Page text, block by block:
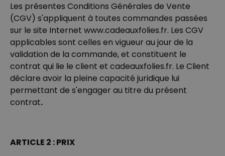
Chaussettes personnalisées
visage
plus de
exemplaires
34,99 €
Personnalisable
Lampe LED personnalisée
avec cœur
plus de
21.000
visage - Lot de 2
Les présentes Conditions Générales de Vente
(CGV) s'appliquent à toutes commandes passées
sur le site Internet www.cadeauxfolies.fr. Les CGV
applicables sont celles en vigueur au jour de la
validation de la commande, et constituent le
contrat qui lie le client et cadeauxfolies.fr. Le Client
déclare avoir la pleine capacité juridique lui
permettant de s'engager au titre du présent
contrat.
ARTICLE 2 : PRIX